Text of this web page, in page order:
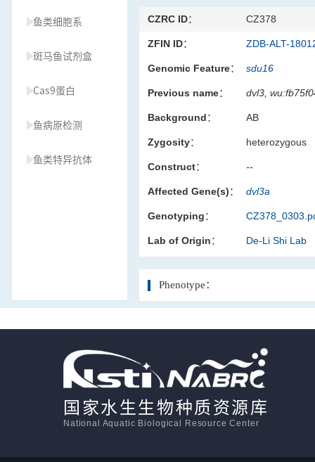
鱼类细胞系
斑马鱼试剂盒
Cas9蛋白
鱼病原检测
鱼类特异抗体
CZRC ID： CZ378
ZFIN ID： ZDB-ALT-
Genomic Feature： sdu16
Previous name： dvl3,
Background： AB
Zygosity： heterozygous
Construct： --
Affected Gene(s)： dvl3a
Genotyping：
Lab of Origin： De-Li Shi Lab
Phenotype：
国家水生生物种质资源库
National Aquatic Biological Resource Center